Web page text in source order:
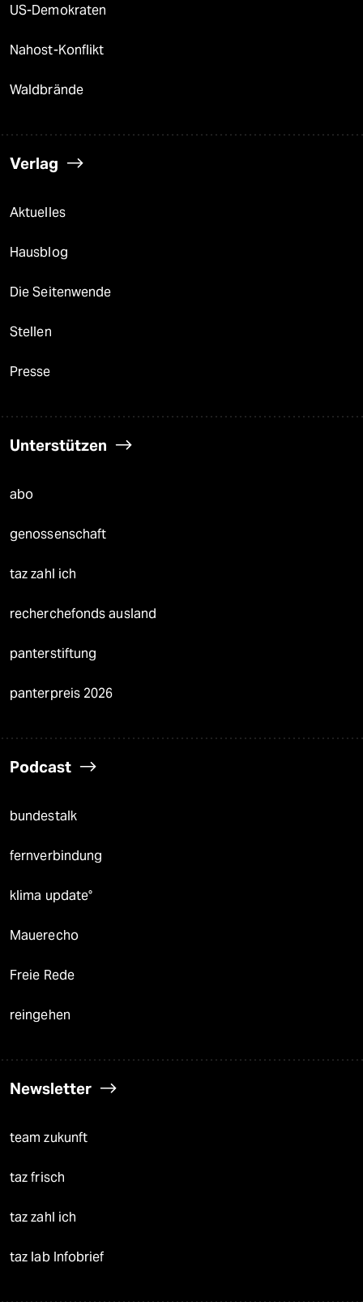
US-Demokraten
Nahost-Konflikt
Waldbrände
Verlag
Aktuelles
Hausblog
Die Seitenwende
Stellen
Presse
Unterstützen
abo
genossenschaft
taz zahl ich
recherchefonds ausland
panterstiftung
panterpreis 2026
Podcast
bundestalk
fernverbindung
klima update°
Mauerecho
Freie Rede
reingehen
Newsletter
team zukunft
taz frisch
taz zahl ich
taz lab Infobrief